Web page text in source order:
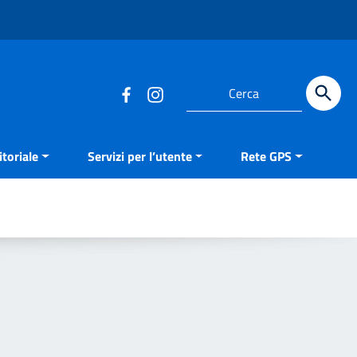
Cerca
Servizi per l’utente Rete GPS